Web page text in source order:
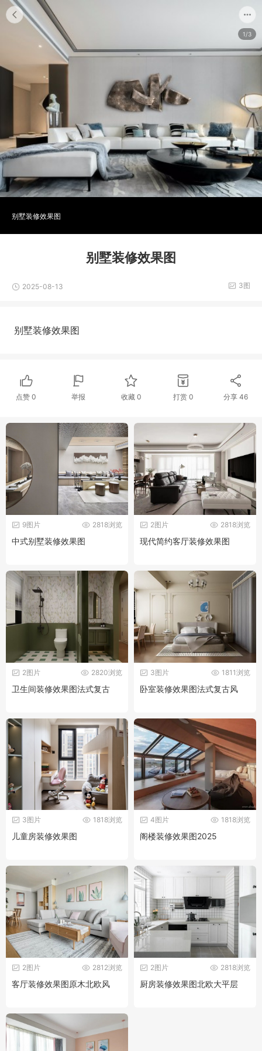
1/3
别墅装修效果图
别墅装修效果图
2025-08-13 3图
别墅装修效果图
点赞0 举报 收藏 0 打赏0 分享46
2818浏览
9图片
中式别墅装修效果图
2818浏览
2图片
现代简约客厅装修效果图
2820浏览
2图片
卫生间装修效果图法式复古
1811浏览
3图片
卧室装修效果图法式复古风
1818浏览
3图片
儿童房装修效果图
1818浏览
4图片
阁楼装修效果图2025
2812浏览
2图片
客厅装修效果图原木北欧风
2818浏览
2图片
厨房装修效果图北欧大平层